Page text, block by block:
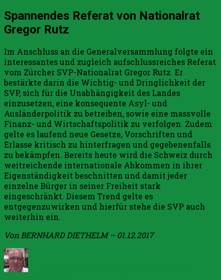
Spannendes Referat von Nationalrat
Gregor Rutz
Im Anschluss an die Generalversammlung folgte ein
interessantes und zugleich aufschlussreiches Referat
vom Zürcher SVP-Nationalrat Gregor Rutz. Er
bestärkte darin die Wichtig- und Dringlichkeit der
SVP, sich für die Unabhängigkeit des Landes
einzusetzen, eine konsequente Asyl- und
Ausländerpolitik zu betreiben, sowie eine massvolle
Finanz- und Wirtschaftspolitik zu verfolgen. Zudem
gelte es laufend neue Gesetze, Vorschriften und
Erlasse kritisch zu hinterfragen und gegebenenfalls
zu bekämpfen. Bereits heute wird die Schweiz durch
weitreichende internationale Abkommen in ihrer
Eigenständigkeit beschnitten und damit jeder
einzelne Bürger in seiner Freiheit stark
eingeschränkt. Diesem Trend gelte es
entgegenzuwirken und hierfür stehe die SVP auch
weiterhin ein.
Von BERNHARD DIETHELM – 01.12.2017
Autor
Veröffentlicht
am